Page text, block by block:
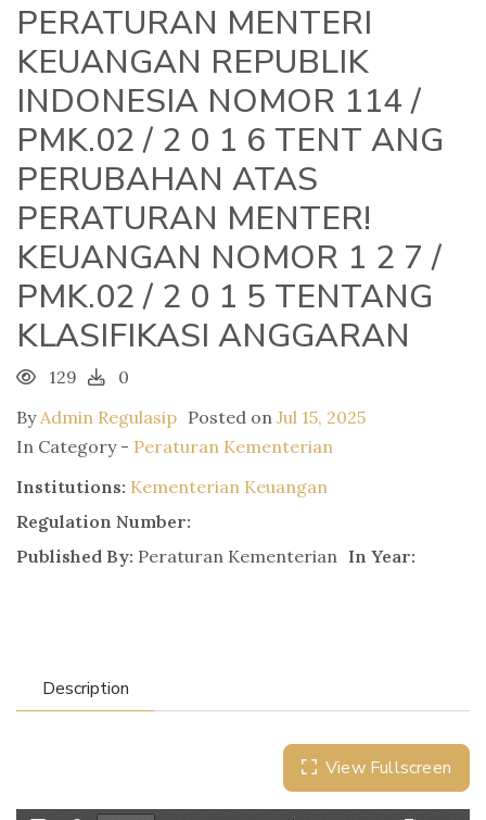
PERATURAN MENTERI
KEUANGAN REPUBLIK
INDONESIA NOMOR 114 /
PMK.02 / 2 0 1 6 TENT ANG
PERUBAHAN ATAS
PERATURAN MENTER!
KEUANGAN NOMOR 1 2 7 /
PMK.02 / 2 0 1 5 TENTANG
KLASIFIKASI ANGGARAN
129
0
ByAdmin Regulasip Posted on Jul 15, 2025
In Category - Peraturan Kementerian
Institutions: Kementerian Keuangan
Regulation Number:
Published By: Peraturan Kementerian In Year:
Description
View Fullscreen